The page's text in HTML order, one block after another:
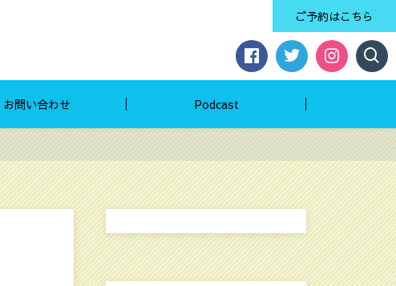
ご予約はこちら
お問い合わせ Podcast